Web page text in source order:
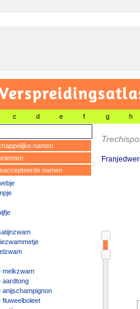
c d e f g h
namen
namen
melkzwam
aardtong
anijschampignon